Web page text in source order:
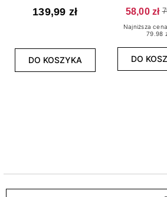
139,99 zł
DO KOSZYKA
58,00 zł
Najniższa
79.98
DO